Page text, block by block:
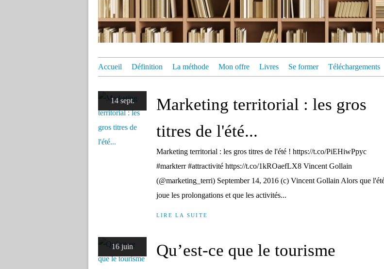
Accueil Définition La méthode Mon offre Livres Se former Téléchargements
14 sept.
Marketing territorial : les gros
titres de l'été...
Marketing territorial : les gros titres de l'été ! https://t.co/PiEHiwPpyc
#markterr #attractivité https://t.co/1kROaefLX8 Vincent Gollain
(@marketing_terri) September 14, 2016 (c) Vincent Gollain Alors que
joue les prolongations et que les activités...
LIRE LA SUITE
16 juin
Qu’est-ce que le tourisme